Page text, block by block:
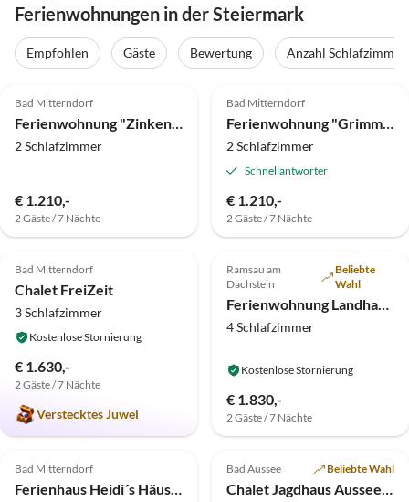
Ferienwohnungen in der Steiermark
Empfohlen Gäste Bewertung Anzahl Schlafzimmer
Top-Inserat
Bad Mitterndorf
2 Schlafzimmer
€ 1.210,-
2 Gäste / 7 Nächte
Top-Inserat
Bad Mitterndorf
2 Schlafzimmer
Schnellantworter
€ 1.210,-
2 Gäste / 7 Nächte
Top-Inserat
4.9 (7)
Bad Mitterndorf
Chalet FreiZeit
3 Schlafzimmer
Kostenlose Stornierung
€ 1.630,-
2 Gäste / 7 Nächte
Verstecktes Juwel
Top-Inserat
4.9 (4)
Ramsau am
Dachstein
Beliebte
Wahl
4 Schlafzimmer
Kostenlose Stornierung
€ 1.830,-
2 Gäste / 7 Nächte
Top-Inserat
5.0 (1)
Bad Mitterndorf
Top-Inserat
5.0 (1)
Bad Aussee Beliebte Wahl